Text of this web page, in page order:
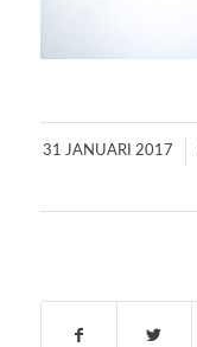
31 JANUARI 2017
/